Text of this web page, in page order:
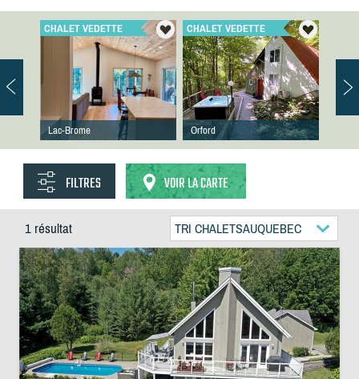
CHALET VEDETTE
Lac-Brome
CHALET VEDETTE
Orford
FILTRES VOIR LA CARTE
1 résultat TRI CHALETSAUQUEBEC